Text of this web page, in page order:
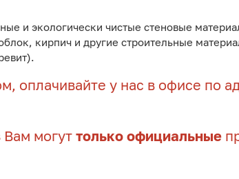
и экологически чистые стеновые
кирпич и другие строительные
оплачивайте у нас в офисе по
Вам могут только официальные